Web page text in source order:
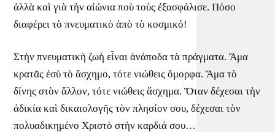
ἀλλὰ καὶ γιὰ τὴν αἰώνια ποὺ τοὺς ἐξασφάλισε. Πόσο
διαφέρει τὸ πνευματικὸ ἀπὸ τὸ κοσμικό!
Στὴν πνευματικὴ ζωὴ εἶναι ἀνάποδα τὰ πράγματα. Ἅμα
κρατᾶς ἐσὺ τὸ ἄσχημο, τότε νιώθεις ὄμορφα. Ἅμα τὸ
δίνης στὸν ἄλλον, τότε νιώθεις ἄσχημα. Ὅταν δέχεσαι τὴν
ἀδικία καὶ δικαιολογῆς τὸν πλησίον σου, δέχεσαι τὸν
πολυαδικημένο Χριστὸ στὴν καρδιά σου…